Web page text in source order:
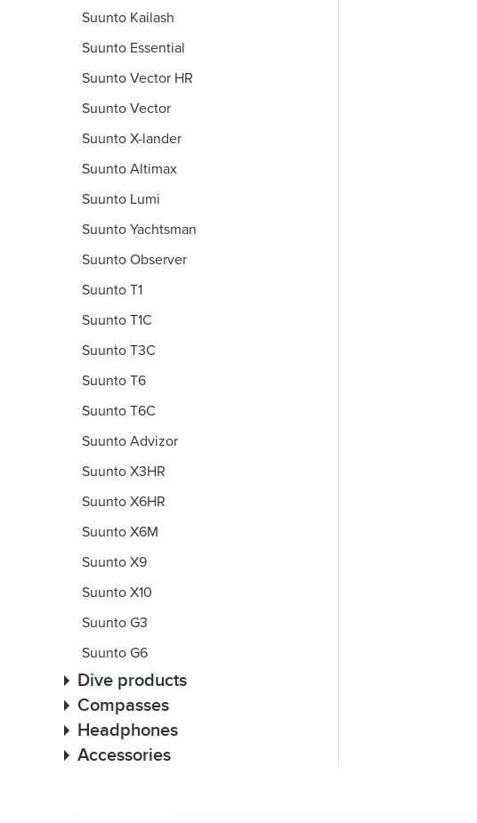
Suunto Kailash
Suunto Essential
Suunto Vector HR
Suunto Vector
Suunto X-lander
Suunto Altimax
Suunto Lumi
Suunto Yachtsman
Suunto Observer
Suunto T1
Suunto T1C
Suunto T3C
Suunto T6
Suunto T6C
Suunto Advizor
Suunto X3HR
Suunto X6HR
Suunto X6M
Suunto X9
Suunto X10
Suunto G3
Suunto G6
Dive products
Compasses
Headphones
Accessories